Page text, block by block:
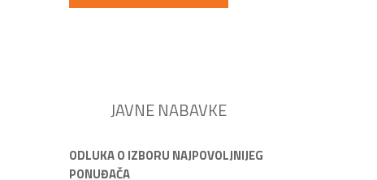
JAVNE NABAVKE
ODLUKA O IZBORU NAJPOVOLJNIJEG
PONUĐAČA